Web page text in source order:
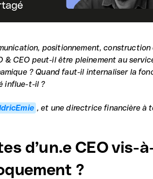
positionnement, construction
CEO peut-il être pleinement au
? Quand faut-il internaliser la
influe-t-il ?
, et une directrice financière à
d’un.e CEO vis-
?